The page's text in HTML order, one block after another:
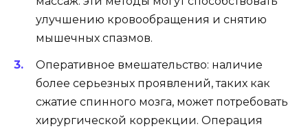
улучшению кровообращения и снятию
мышечных спазмов.
Оперативное вмешательство: наличие
более серьезных проявлений, таких как
сжатие спинного мозга, может потребовать
хирургической коррекции. Операция